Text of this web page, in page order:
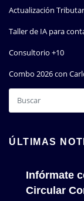
Actualización
Taller de IA para
Consultorio +10
Combo 2026 con
ÚLTIMAS
Infórmate
Circular